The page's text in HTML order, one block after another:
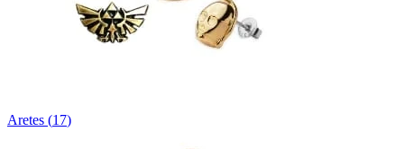
Aretes (17)